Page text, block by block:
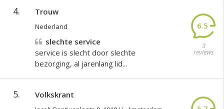
4. Trouw
Nederland 6.5
3
reviews
slechte service
service is slecht door slechte
bezorging, al jarenlang lid...
5. Volkskrant